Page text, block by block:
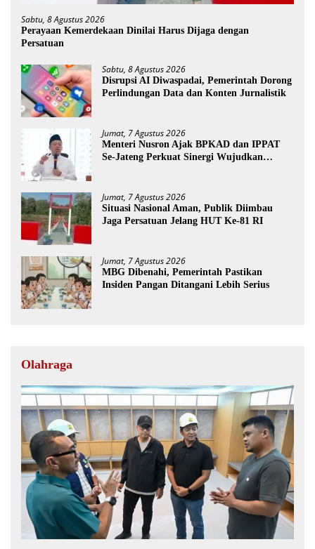
Sabtu, 8 Agustus 2026
Perayaan Kemerdekaan Dinilai Harus Dijaga dengan
Persatuan
Sabtu, 8 Agustus 2026
Disrupsi AI Diwaspadai, Pemerintah Dorong
Perlindungan Data dan Konten Jurnalistik
Jumat, 7 Agustus 2026
Menteri Nusron Ajak BPKAD dan IPPAT
Se-Jateng Perkuat Sinergi Wujudkan
Jumat, 7 Agustus 2026
Situasi Nasional Aman, Publik Diimbau
Jaga Persatuan Jelang HUT Ke-81 RI
Jumat, 7 Agustus 2026
MBG Dibenahi, Pemerintah Pastikan
Insiden Pangan Ditangani Lebih Serius
Olahraga